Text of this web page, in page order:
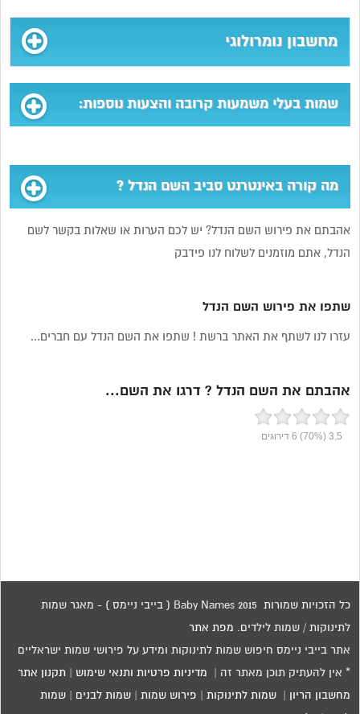
מחשבון נומרולוגי
שמות בעלי משמעות קרובה והצעות נוספות:
מה קורה באינטרנט סביב השם הנדל ?
אהבתם את פירוש השם הנדל? יש לכם הערות או שאלות בקשר לשם
הנדל, אתם מוזמנים לשלוח לנו פידבק
שתפו את פירוש השם הנדל
עזרו לנו לשתף את האתר ברשת ! שתפו את השם הנדל עם חברים...
אהבתם את השם הנדל ? דרגו את השם...
3.5
(70%)
6דירוגים
כל הזכויות שמורות 2015 Baby Names ( בייבי ניימס ) - מאגר שמות
לתינוקות / שמות לילדים. מפת אתר
אתר בייבי ניימס חיפוש שמות לתינוקות ומידע על פירושי שמות ישראליים
* אין להעתיק תוכן מאתר זה | מדיניות פרטיות ותנאי שימוש תקנון אתר
מחשבון הריון |שמות לתינוקות פירוש שמות |שמות לבנים |שמות